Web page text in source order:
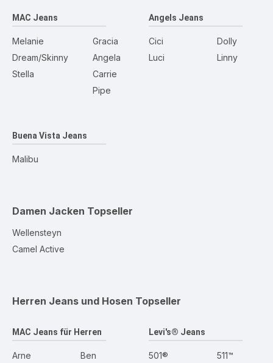
MAC Jeans
Melanie
Dream/Skinny
Stella
Gracia
Angela
Carrie
Pipe
Angels Jeans
Cici
Luci
Dolly
Linny
Buena Vista Jeans
Malibu
Damen Jacken Topseller
Wellensteyn
Camel Active
Herren Jeans und Hosen Topseller
MAC Jeans für Herren
Arne
Ben
Levi's® Jeans
501® 511™